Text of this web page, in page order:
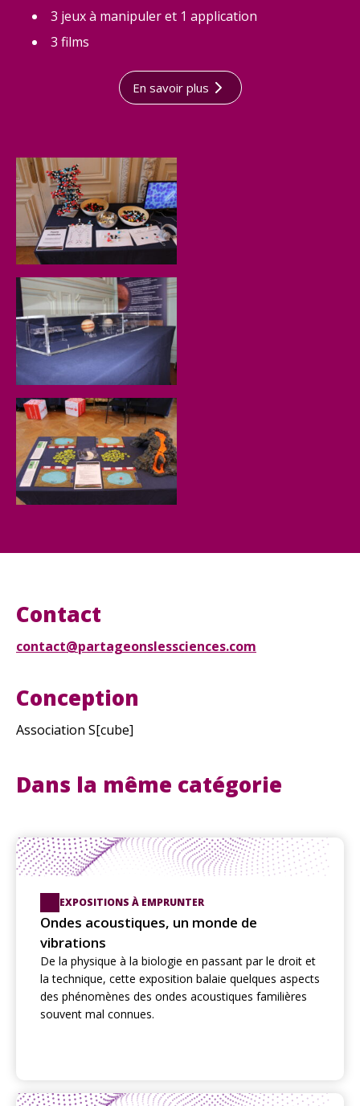
3 jeux à manipuler et 1 application
3 films
En savoir plus
Contact
contact@partageonslessciences.com
Conception
Association S[cube]
Dans la même catégorie
EXPOSITIONS À EMPRUNTER
Ondes acoustiques, un monde de
vibrations
De la physique à la biologie en passant par le droit et
la technique, cette exposition balaie quelques aspects
des phénomènes des ondes acoustiques familières
souvent mal connues.